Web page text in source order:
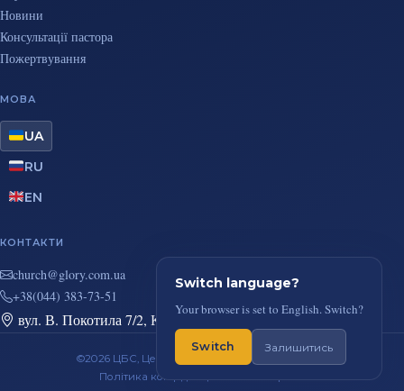
Новини
Консультації пастора
Пожертвування
МОВА
UA
RU
EN
КОНТАКТИ
au.moc.yrolg@hcruhc
+38(044) 383-73-51
вул. В. Покотила 7/2, Київ
©2026 ЦБС, Церква Повного Євангелія, м. Київ
Політика конфіденційності
Switch language?
Your browser is set to English. Switch?
Switch Залишитись